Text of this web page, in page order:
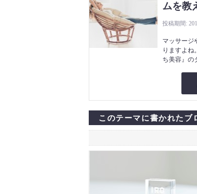
ムを教
投稿期間:
マッサージ
りますよね
ち美容』の
このテーマに書かれたブ